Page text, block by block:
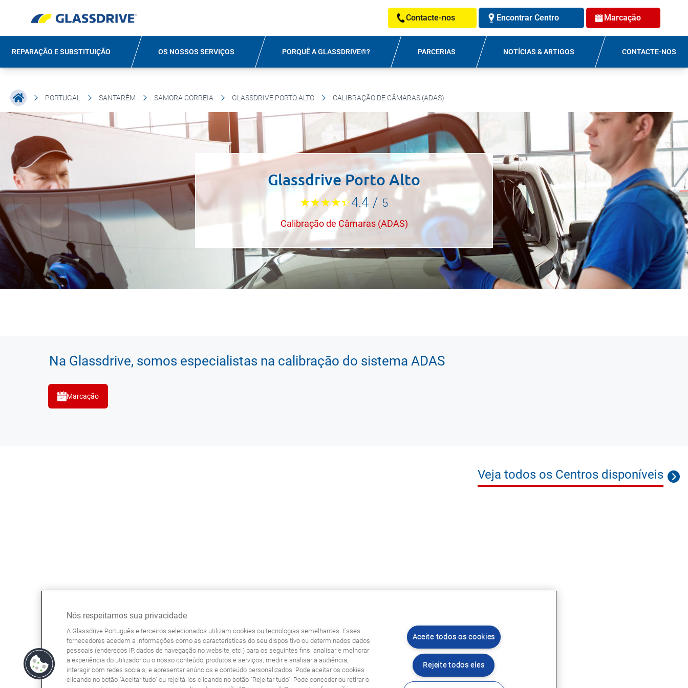
Contacte-nos Encontrar Centro Marcação
REPARAÇÃO E SUBSTITUIÇÃO OS NOSSOS SERVIÇOS PORQUÊ A GLASSDRIVE®? PARCERIAS NOTÍCIAS & ARTIGOS CONTACTE-NOS
PORTUGAL SANTARÉM SAMORA CORREIA GLASSDRIVE PORTO ALTO CALIBRAÇÃO DE CÂMARAS (ADAS)
Glassdrive Porto Alto
4.4 / 5
Calibração de Câmaras (ADAS)
Na Glassdrive, somos especialistas na calibração do sistema ADAS
Marcação
Veja todos os Centros disponíveis
Nós respeitamos sua privacidade
A Glassdrive Português e terceiros selecionados utilizam cookies ou tecnologias semelhantes. Esses
fornecedores acedem a informações como as características do seu dispositivo ou determinados dados
pessoais (endereços IP, dados de navegação no website, etc.) para os seguintes fins: analisar e melhorar
a experiência do utilizador ou o nosso conteúdo, produtos e serviços; medir e analisar a audiência;
interagir com redes sociais; e apresentar anúncios e conteúdo personalizados. Pode aceitar os cookies
clicando no botão "Aceitar tudo" ou rejeitá-los clicando no botão "Rejeitar tudo". Pode conceder ou retirar o
Aceite todos os cookies
Rejeite todos eles